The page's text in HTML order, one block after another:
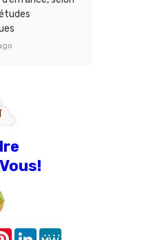
Pinterest
LinkedIn